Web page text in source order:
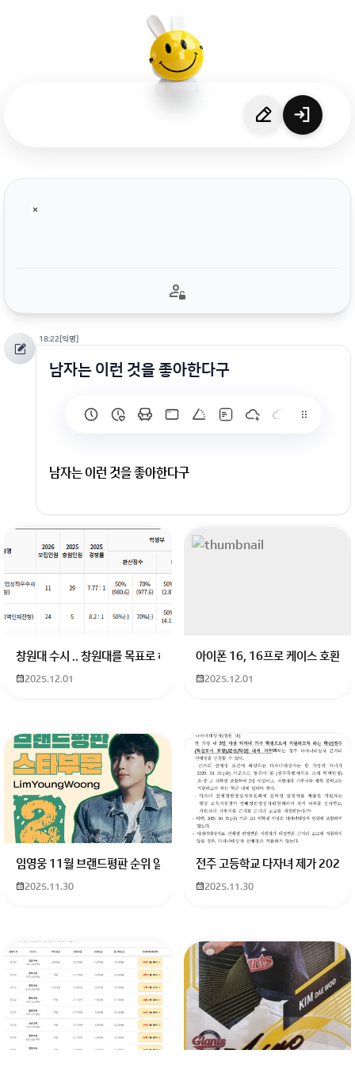
18:22[익명]
남자는 이런 것을 좋아한다구
남자는 이런 것을 좋아한다구
회원가입 혹은 광고 [X]를 누르면 내용이 보입니다
창원대 수시 .. 창원대를 목표로 하고 있는 09년생입니다 지금 제 내신이 5
2025.12.01
아이폰 16, 16프로 케이스 호환
2025.12.01
임영웅 11월 브랜드평판 순위 알고싶어요 임영웅 11월 브랜드평판에서
2025.11.30
전주 고등학교 다자녀 제가 2027
2025.11.30